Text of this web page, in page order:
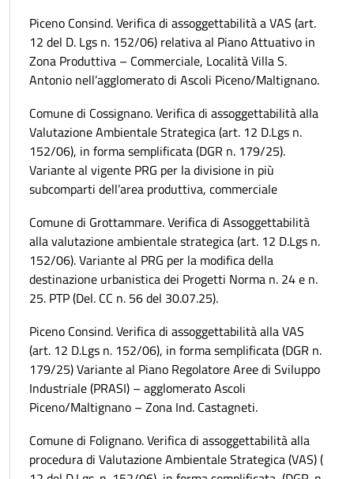
Piceno Consind. Verifica di assoggettabilità a VAS (art.
12 del D. Lgs n. 152/06) relativa al Piano Attuativo in
Zona Produttiva – Commerciale, Località Villa S.
Antonio nell’agglomerato di Ascoli Piceno/Maltignano.
Comune di Cossignano. Verifica di assoggettabilità alla
Valutazione Ambientale Strategica (art. 12 D.Lgs n.
152/06), in forma semplificata (DGR n. 179/25).
Variante al vigente PRG per la divisione in più
subcomparti dell’area produttiva, commerciale
Comune di Grottammare. Verifica di Assoggettabilità
alla valutazione ambientale strategica (art. 12 D.Lgs n.
152/06). Variante al PRG per la modifica della
destinazione urbanistica dei Progetti Norma n. 24 e n.
25. PTP (Del. CC n. 56 del 30.07.25).
Piceno Consind. Verifica di assoggettabilità alla VAS
(art. 12 D.Lgs n. 152/06), in forma semplificata (DGR n.
179/25) Variante al Piano Regolatore Aree di Sviluppo
Industriale (PRASI) – agglomerato Ascoli
Piceno/Maltignano – Zona Ind. Castagneti.
Comune di Folignano. Verifica di assoggettabilità alla
procedura di Valutazione Ambientale Strategica (VAS) (